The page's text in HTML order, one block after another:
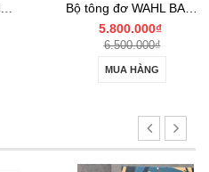
Bộ tông đơ WAHL BARBER COMBO Cordless
5.800.000₫
6.500.000₫
MUA HÀNG